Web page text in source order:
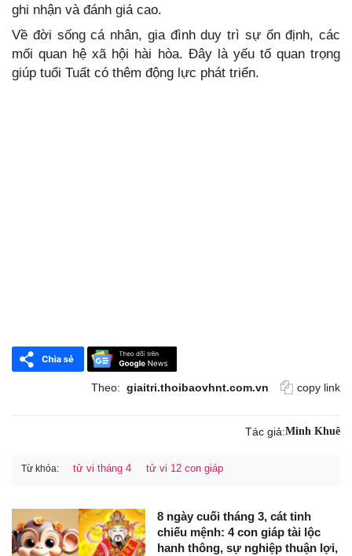
ghi nhận và đánh giá cao.
Về đời sống cá nhân, gia đình duy trì sự ổn định, các
mối quan hệ xã hội hài hòa. Đây là yếu tố quan trọng
giúp tuổi Tuất có thêm động lực phát triển.
Theo: giaitri.thoibaovhnt.com.vn copy link
Tác giả:Minh Khuê
Từ khóa: tử vi tháng 4 tử vi 12 con giáp
8 ngày cuối tháng 3, cát tinh
chiếu mệnh: 4 con giáp tài lộc
hanh thông, sự nghiệp thuận lợi,